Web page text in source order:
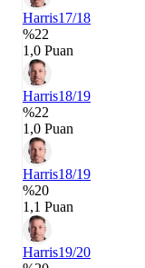
Harris17/18
%22
1,0 Puan
Harris18/19
%22
1,0 Puan
Harris18/19
%20
1,1 Puan
Harris19/20